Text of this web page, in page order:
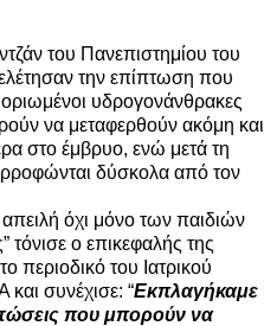
του Πανεπιστημίου του
την επίπτωση που
υδρογονάνθρακες
να μεταφερθούν ακόμη και
στο έμβρυο, ενώ μετά τη
δύσκολα από τον
απειλή όχι μόνο των παιδιών
τόνισε ο επικεφαλής της
περιοδικό του Ιατρικού
συνέχισε: “Εκπλαγήκαμε
που μπορούν να